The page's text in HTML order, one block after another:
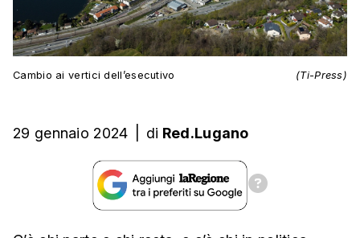
Cambio ai vertici dell’esecutivo (Ti-Press)
29 gennaio 2024 di Red.Lugano